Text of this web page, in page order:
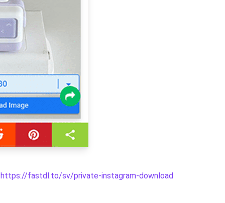
https://fastdl.to/sv/private-instagram-download